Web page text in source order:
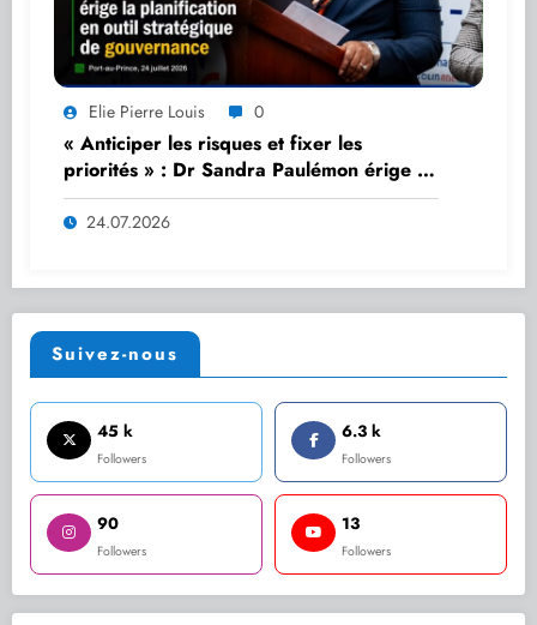
Elie Pierre Louis 0
« Anticiper les risques et fixer les
priorités » : Dr Sandra Paulémon érige la
planification en outil stratégique de
gouvernance
24.07.2026
Suivez-nous
45 k
Followers
6.3 k
Followers
90
Followers
13
Followers